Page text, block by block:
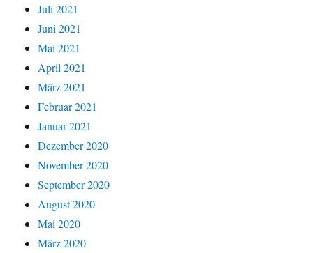
Juli 2021
Juni 2021
Mai 2021
April 2021
März 2021
Februar 2021
Januar 2021
Dezember 2020
November 2020
September 2020
August 2020
Mai 2020
März 2020